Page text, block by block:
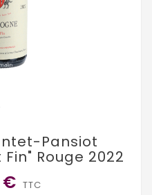
Pansiot
Rouge 2022
€ TTC